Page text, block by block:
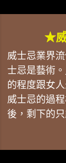
★威
威士忌業界
士忌是藝術
的程度跟女
威士忌的過
後，剩下的